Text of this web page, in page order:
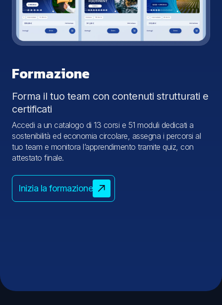
Formazione
Forma il tuo team con contenuti strutturati e
certificati
Accedi a un catalogo di 13 corsi e 51 moduli dedicati a
sostenibilità ed economia circolare, assegna i percorsi al
tuo team e monitora l’apprendimento tramite quiz, con
attestato finale.
Inizia la formazione